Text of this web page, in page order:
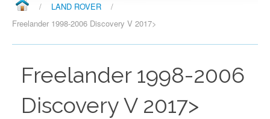
Мы в Томске
Мы в Кузовлево
/ LAND ROVER
/
Freelander 1998-2006 Discovery V 2017>
Freelander 1998-2006
Discovery V 2017>